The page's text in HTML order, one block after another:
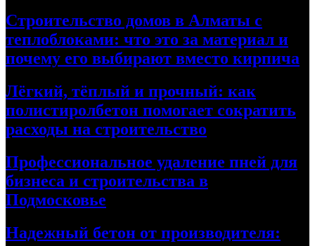
Строительство домов в Алматы с
теплоблоками: что это за материал и
почему его выбирают вместо кирпича
Лёгкий, тёплый и прочный: как
полистиролбетон помогает сократить
расходы на строительство
Профессиональное удаление пней для
бизнеса и строительства в
Подмосковье
Надежный бетон от производителя: